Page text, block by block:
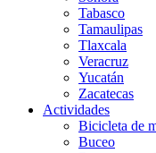
Tabasco
Tamaulipas
Tlaxcala
Veracruz
Yucatán
Zacatecas
Actividades
Bicicleta de
Buceo